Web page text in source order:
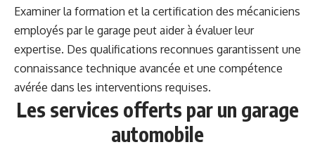
Examiner la formation et la certification des mécaniciens
employés par le garage peut aider à évaluer leur
expertise. Des qualifications reconnues garantissent une
connaissance technique avancée et une compétence
avérée dans les interventions requises.
Les services offerts par un garage
automobile